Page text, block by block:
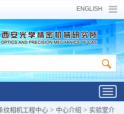
ENGLISH
纹相机工程中心 > 中心介绍 > 实验室介